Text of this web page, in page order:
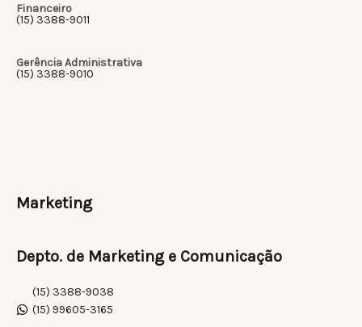
Financeiro
(15) 3388-9011
Gerência Administrativa
(15) 3388-9010
Marketing
Depto. de Marketing e Comunicação
(15) 3388-9038
(15) 99605-3165